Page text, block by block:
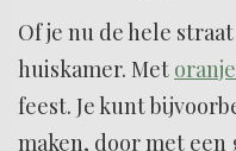
Of je nu de hele
huiskamer. Met
feest. Je kunt
maken, door met